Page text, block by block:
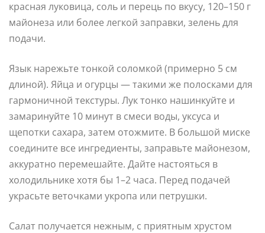
красная луковица, соль и перець по вкусу, 120–150 г
майонеза или более легкой заправки, зелень для
подачи.
Язык нарежьте тонкой соломкой (примерно 5 см
длиной). Яйца и огурцы — такими же полосками для
гармоничной текстуры. Лук тонко нашинкуйте и
замаринуйте 10 минут в смеси воды, уксуса и
щепотки сахара, затем отожмите. В большой миске
соедините все ингредиенты, заправьте майонезом,
аккуратно перемешайте. Дайте настояться в
холодильнике хотя бы 1–2 часа. Перед подачей
украсьте веточками укропа или петрушки.
Салат получается нежным, с приятным хрустом